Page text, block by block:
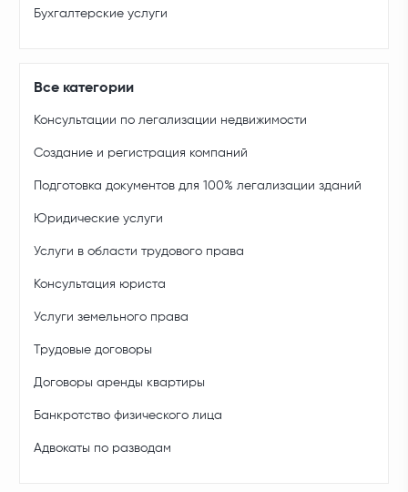
Бухгалтерские услуги
Все категории
Консультации по легализации недвижимости
Создание и регистрация компаний
Подготовка документов для 100% легализации зданий
Юридические услуги
Услуги в области трудового права
Консультация юриста
Услуги земельного права
Трудовые договоры
Договоры аренды квартиры
Банкротство физического лица
Адвокаты по разводам